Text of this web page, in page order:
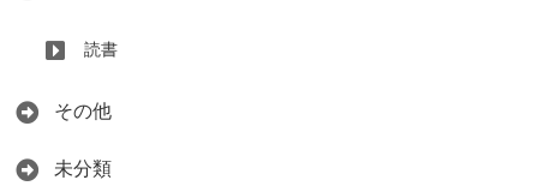
読書
その他
未分類